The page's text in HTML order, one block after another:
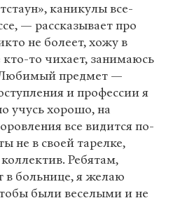
каникулы все-
— рассказывает про
не болеет, хожу в
кто-то чихает, занимаюсь
предмет —
и профессии я
учусь хорошо, на
все видится по-
не в своей тарелке,
Ребятам,
в больнице, я желаю
были веселыми и не